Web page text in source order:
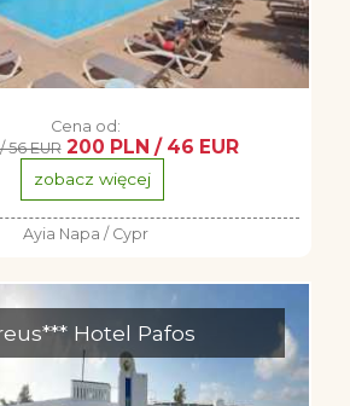
Cena od:
56 EUR 200 PLN / 46 EUR
zobacz więcej
Ayia Napa / Cypr
Hotel Pafos